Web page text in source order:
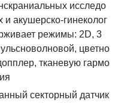
исследо
акушерско-гинеколог
режимы: 2D, 3
цветно
тканевую гармо
секторный датчик